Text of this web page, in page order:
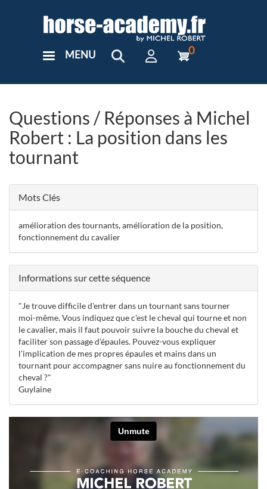
User
MENU 0
Questions / Réponses à Michel
Robert : La position dans les
tournant
Mots Clés
amélioration des tournants, amélioration de la position,
fonctionnement du cavalier
Informations sur cette séquence
"Je trouve difficile d'entrer dans un tournant sans tourner
moi-même. Vous indiquez que c'est le cheval qui tourne et non
le cavalier, mais il faut pouvoir suivre la bouche du cheval et
faciliter son passage d’épaules. Pouvez-vous expliquer
l'implication de mes propres épaules et mains dans un
tournant pour accompagner sans nuire au fonctionnement du
cheval ?"
Guylaine